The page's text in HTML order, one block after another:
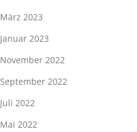
März 2023
Januar 2023
November 2022
September 2022
Juli 2022
Mai 2022